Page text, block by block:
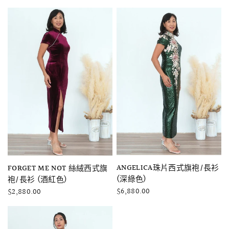
快速瀏覽
FORGET ME NOT 絲絨西式旗
袍/長衫 (酒紅色)
$2,880.00
快速瀏覽
ANGELICA珠片西式旗袍/長衫
(深綠色)
$6,880.00